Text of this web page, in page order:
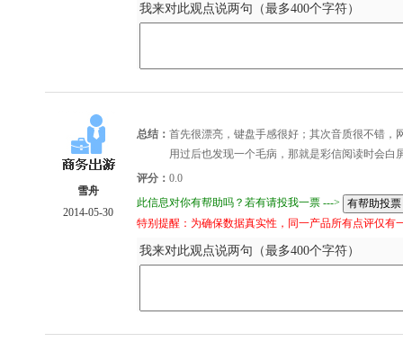
我来对此观点说两句（最多400个字符）
雪舟
2014-05-30
总结： 首先很漂亮，键盘手感很好；其次音质很不错
用过后也发现一个毛病，那就是彩信阅读时会
评分： 0.0
此信息对你有帮助吗？若有请投我一票 --->
特别提醒：为确保数据真实性，同一产品所有点评仅有
我来对此观点说两句（最多400个字符）